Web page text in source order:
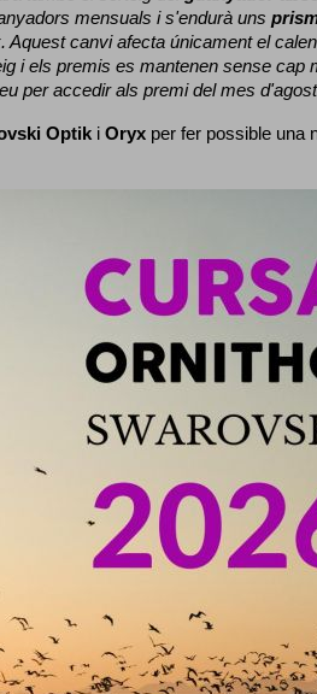
mensuals i s'endurà uns
Aquest canvi afecta únicament el
i els premis es mantenen sense cap
per accedir als premi del mes
Optik i Oryx per fer possible una